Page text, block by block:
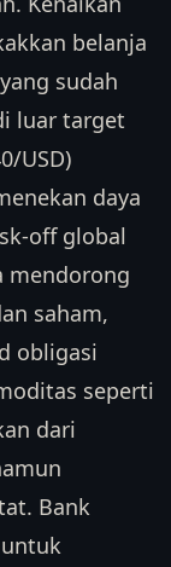
belanja
sudah
luar target
USD)
daya
off global
mendorong
saham,
obligasi
seperti
dari
Bank